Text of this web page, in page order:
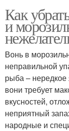
Как
и
Вонь в
неправильной
рыба –
вони требует
вкусностей,
неприятный
народные и